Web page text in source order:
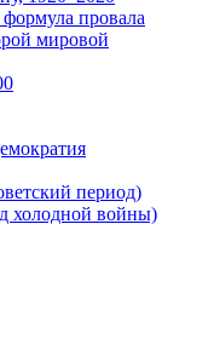
провала
мировой
период)
войны)